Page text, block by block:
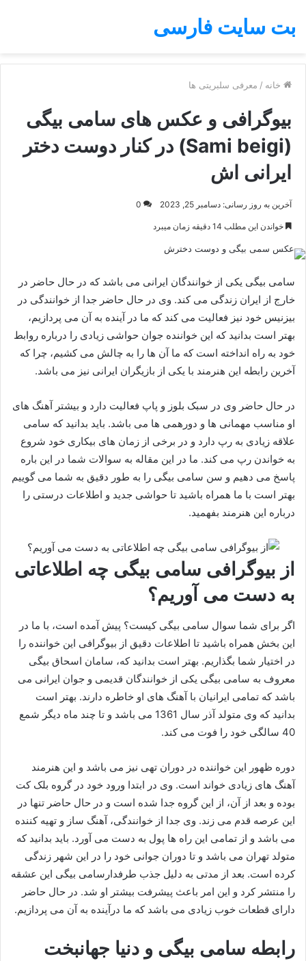
بت سایت فارسی
خانه / معرفی سلبریتی ها
بیوگرافی و عکس های سامی بیگی
(Sami beigi) در کنار دوست دختر
ایرانی اش
آخرین به روز رسانی: دسامبر 25, 2023 0
خواندن این مطلب 14 دقیقه زمان میبرد
سامی بیگی یکی از خوانندگان ایرانی می باشد که در حال حاضر در
خارج از ایران زندگی می کند. وی در حال حاضر جدا از خوانندگی در
بیزنیس خود نیز فعالیت می کند که ما در آینده به آن می پردازیم،
بهتر است بدانید که این خواننده جوان حواشی زیادی را درباره روابط
خود به راه انداخته است که ما آن ها را به چالش می کشیم، چرا که
آخرین رابطه این هنرمند با یکی از بازیگران ایرانی نیز می باشد.
در حال حاضر وی در سبک بلوز و پاپ فعالیت دارد و بیشتر آهنگ های
او مناسب مهمانی ها و دورهمی ها می باشد. باید بدانید که سامی
علاقه زیادی به رپ دارد و در برخی از زمان های بیکاری خود شروع
به خواندن رپ می کند. ما در این مقاله به سوالات شما در این باره
پاسخ می دهیم و سن سامی بیگی را به طور دقیق به شما می گوییم
بهتر است با ما همراه باشید تا حواشی جدید و اطلاعات درستی را
درباره این هنرمند بفهمید.
از بیوگرافی سامی بیگی چه اطلاعاتی
به دست می آوریم؟
اگر برای شما سوال سامی بیگی کیست؟ پیش آمده است، با ما در
این بخش همراه باشید تا اطلاعات دقیق از بیوگرافی این خواننده را
در اختیار شما بگذاریم. بهتر است بدانید که، سامان اسحاق بیگی
معروف به سامی بیگی یکی از خوانندگان قدیمی و جوان ایرانی می
باشد که تمامی ایرانیان با آهنگ های او خاطره دارند. بهتر است
بدانید که وی متولد آذر سال 1361 می باشد و تا چند ماه دیگر شمع
40 سالگی خود را فوت می کند.
دوره ظهور این خواننده در دوران تهی نیز می باشد و این هنرمند
آهنگ های زیادی خواند است. وی در ابتدا ورود خود در گروه بلک کت
بوده و بعد از آن، از این گروه جدا شده است و در حال حاضر تنها در
این عرصه قدم می زند. وی جدا از خوانندگی، آهنگ ساز و تهیه کننده
می باشد و از تمامی این راه ها پول به دست می آورد. باید بدانید که
متولد تهران می باشد و تا دوران جوانی خود را در این شهر زندگی
کرده است. بعد از مدتی به دلیل جذب طرفدارسامی بیگی این عشقه
را منتشر کرد و این امر باعث پیشرفت بیشتر او شد. در حال حاضر
دارای قطعات خوب زیادی می باشد که ما درآینده به آن می پردازیم.
رابطه سامی بیگی و دنیا جهانبخت